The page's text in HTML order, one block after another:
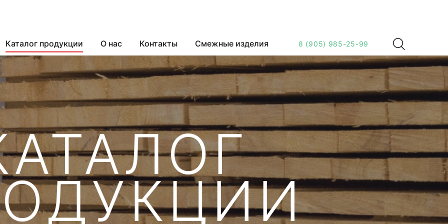
Каталог продукции О нас Контакты Смежные изделия 8 (905) 985-25-99